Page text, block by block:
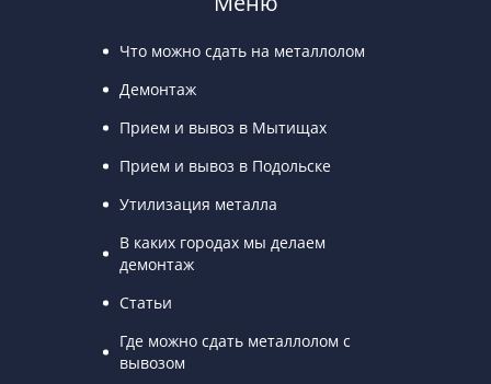
Что можно сдать на металлолом
Демонтаж
Прием и вывоз в Мытищах
Прием и вывоз в Подольске
Утилизация металла
В каких городах мы делаем
демонтаж
Статьи
Где можно сдать металлолом с
вывозом